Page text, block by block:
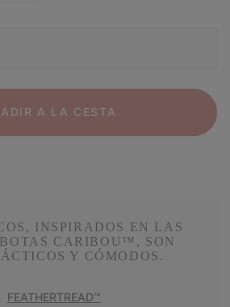
A LA CESTA
INSPIRADOS EN LAS
CARIBOU™, SON
Y CÓMODOS.
FEATHERTREAD™